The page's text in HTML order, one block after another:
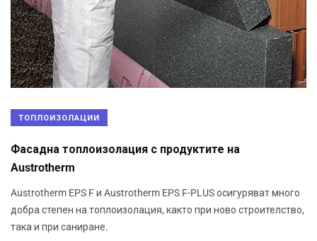
ТОПЛОИЗОЛАЦИИ
Фасадна топлоизолация с продуктите на
Austrotherm
Austrotherm EPS F и Austrotherm EPS F-PLUS осигуряват много
добра степен на топлоизолация, както при ново строителство,
така и при саниране.